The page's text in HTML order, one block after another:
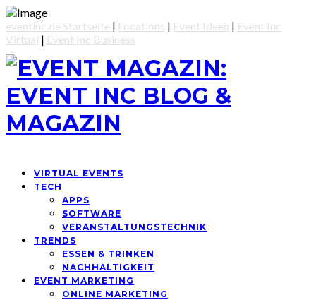
eventinc.de Startseite | Locations | Event Ideen | Event Inc
Virtual | Event Inc Business
VIRTUAL EVENTS
TECH
APPS
SOFTWARE
VERANSTALTUNGSTECHNIK
TRENDS
ESSEN & TRINKEN
NACHHALTIGKEIT
EVENT MARKETING
ONLINE MARKETING